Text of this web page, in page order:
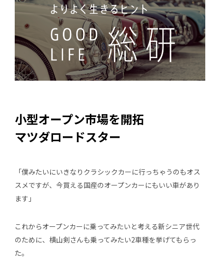
小型オープン市場を開拓
マツダロードスター
「僕みたいにいきなりクラシックカーに行っちゃうのもオス
スメですが、今買える国産のオープンカーにもいい車があり
ます」
これからオープンカーに乗ってみたいと考える新シニア世代
のために、横山剣さんも乗ってみたい2車種を挙げてもらっ
た。